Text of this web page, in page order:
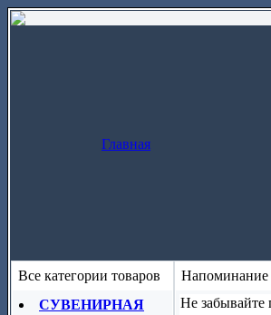
Главная
Все категории товаров
СУВЕНИРНАЯ
Напоминание
Не забывайте